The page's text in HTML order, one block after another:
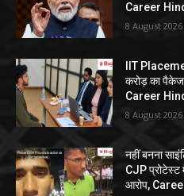
Career
8 August 2026
IIT
करोड़ का
Career
8 August 2026
नहीं बनना
CJP प्रोटेस्ट
आरोप,